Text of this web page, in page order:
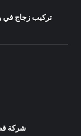
تركيب زجاج في
شركة قص